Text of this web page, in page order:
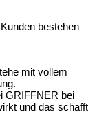
bestehen
mit vollem
GRIFFNER bei
und das schafft